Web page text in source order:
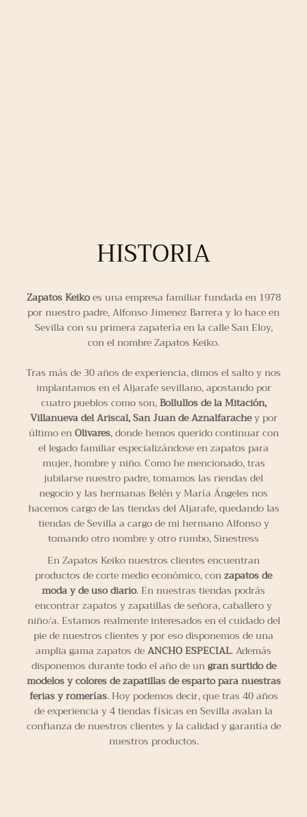
HISTORIA
Zapatos Keikoes una empresa familiar fundada en 1978
por nuestro padre, Alfonso Jimenez Barrera y lo hace en
Sevilla con su primera zapatería en la calle San Eloy,
con el nombre Zapatos Keiko.
Tras más de 30 años de experiencia, dimos el salto y nos
implantamos en el Aljarafe sevillano, apostando por
cuatro pueblos como son,Bollullos de la Mitación,
Villanueva del Ariscal, San Juan de Aznalfarachey por
último enOlivares, donde hemos querido continuar con
el legado familiar especializándose en zapatos para
mujer, hombre y niño. Como he mencionado, tras
jubilarse nuestro padre, tomamos las riendas del
negocio y las hermanas Belén y María Ángeles nos
hacemos cargo de las tiendas del Aljarafe, quedando las
tiendas de Sevilla a cargo de mi hermano Alfonso y
tomando otro nombre y otro rumbo, Sinestress
En Zapatos Keiko nuestros clientes encuentran
productos de corte medio económico, conzapatos de
moda y de uso diario. En nuestras tiendas podrás
encontrar zapatos y zapatillas de señora, caballero y
niño/a. Estamos realmente interesados en el cuidado del
pie de nuestros clientes y por eso disponemos de una
amplia gama zapatos deANCHO ESPECIAL. Además
disponemos durante todo el año de ungran surtido de
modelos y colores de zapatillas de esparto para nuestras
ferias y romerías. Hoy podemos decir, que tras 40 años
de experiencia y 4 tiendas físicas en Sevilla avalan la
confianza de nuestros clientes y la calidad y garantía de
nuestros productos.